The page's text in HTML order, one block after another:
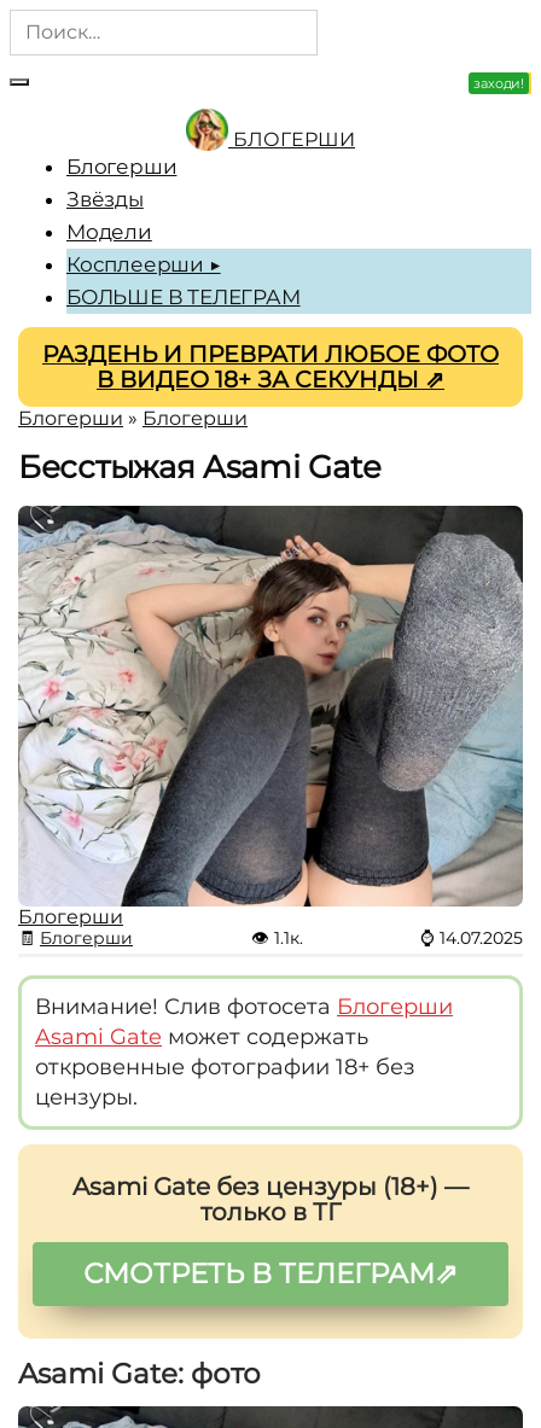
Перейти
содержанию
Search
for:
БЛОГЕРШИ
Блогерши
Звёзды
Модели
Косплеерши ▶
зацени!
БОЛЬШЕ В ТЕЛЕГРАМ
заходи!
РАЗДЕНЬ И ПРЕВРАТИ ЛЮБОЕ ФОТО
В ВИДЕО 18+ ЗА СЕКУНДЫ ⇗
Блогерши » Блогерши
Бесстыжая Asami Gate
Блогерши
🧾 Блогерши 👁 1.1к. ⌚ 14.07.2025
Внимание! Слив фотосета Блогерши
Asami Gate может содержать
откровенные фотографии 18+ без
цензуры.
Asami Gate без цензуры (18+) —
только в ТГ
СМОТРЕТЬ В ТЕЛЕГРАМ⇗
Asami Gate: фото